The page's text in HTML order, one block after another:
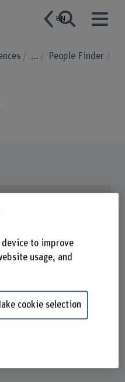
EN
... People Finder
device to improve
usage, and
cookie selection